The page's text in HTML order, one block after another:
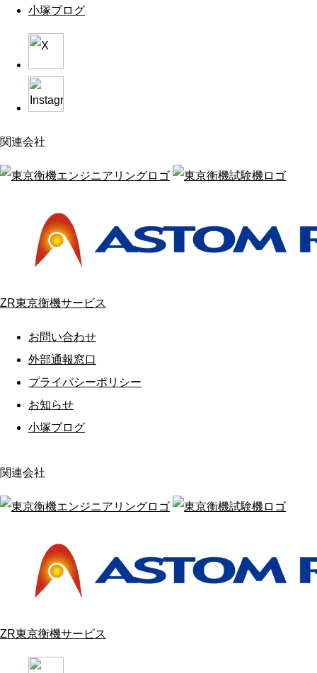
小塚ブログ
関連会社
ZR東京衡機サービス
お問い合わせ
外部通報窓口
プライバシーポリシー
お知らせ
小塚ブログ
関連会社
ZR東京衡機サービス